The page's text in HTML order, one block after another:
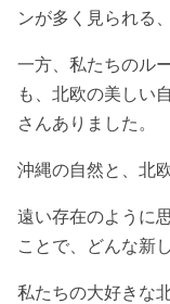
ンが多く見られる
一方、私たちのル
も、北欧の美しい
さんありました。
沖縄の自然と、北
遠い存在のように
ことで、どんな新
私たちの大好きな